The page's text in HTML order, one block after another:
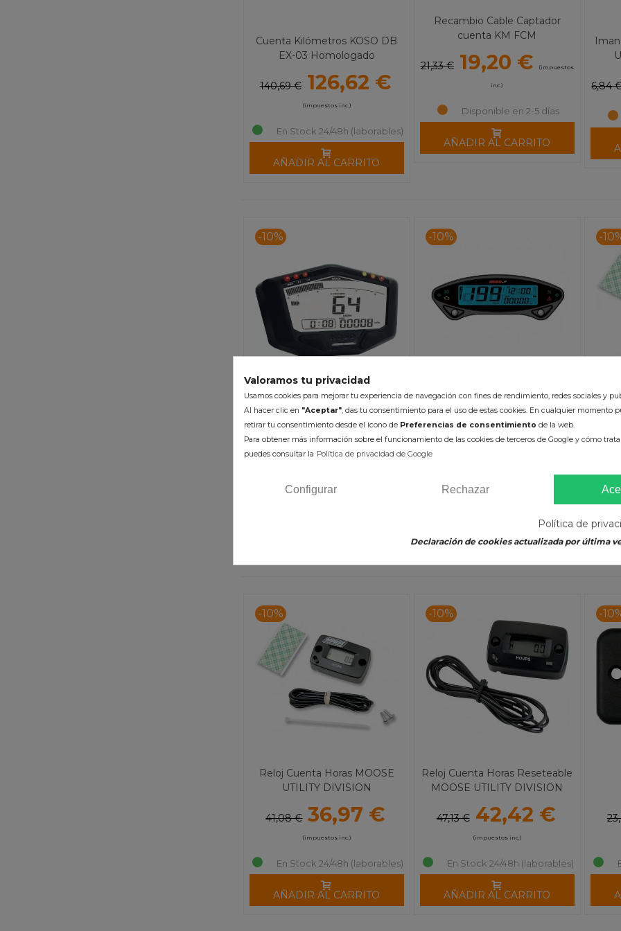
Cuenta Kilómetros KOSO DB
EX-03 Homologado
140,69 € 126,62 €
(impuestos inc.)
En Stock 24/48h (laborables)
AÑADIR AL CARRITO
Recambio Cable Captador
cuenta KM FCM
21,33 € 19,20 € (impuestos
inc.)
Disponible en 2-5 días
AÑADIR AL CARRITO
6,84
-10%
Cuenta Kilómetros KOSO DB-
180,88 €
-10%
Cuenta Kilómetros KOSO EX-02
Homologado
131,55 € 118,40 €
En Stock 24/48h (laborables)
AÑADIR AL CARRITO
-
Reloj
-10%
Reloj Cuenta Horas MOOSE
UTILITY DIVISION
41,08 € 36,97 €
(impuestos inc.)
En Stock 24/48h (laborables)
AÑADIR AL CARRITO
-10%
Reloj Cuenta Horas Reseteable
MOOSE UTILITY DIVISION
47,13 € 42,42 €
(impuestos inc.)
En Stock 24/48h (laborables)
AÑADIR AL CARRITO
-
Valoramos tu privacidad
Usamos cookies para mejorar tu experiencia de navegación con fines de rendimiento, redes sociales y
Al hacer clic en "Aceptar", das tu consentimiento para el uso de estas cookies. En cualquier momento
retirar tu consentimiento desde el icono de Preferencias de consentimiento de la web.
Para obtener más información sobre el funcionamiento de las cookies de terceros de Google y cómo
puedes consultar la Política de privacidad de Google
Configurar Rechazar
Política de
Declaración de cookies actualizada por última